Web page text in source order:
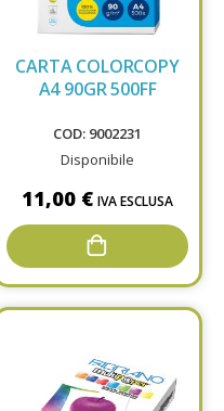
CARTA COLORCOPY
A4 90GR 500FF
COD: 9002231
Disponibile
11,00 € IVA ESCLUSA